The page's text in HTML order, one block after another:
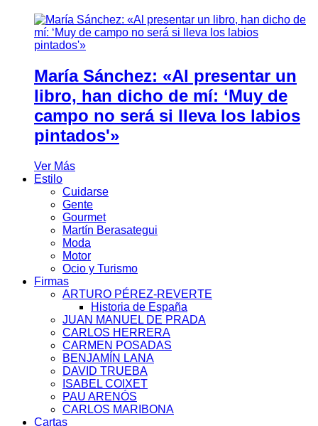
María Sánchez: «Al presentar un
libro, han dicho de mí: ‘Muy de
campo no será si lleva los labios
pintados'»
Ver Más
Estilo
Cuidarse
Gente
Gourmet
Martín Berasategui
Moda
Motor
Ocio y Turismo
Firmas
ARTURO PÉREZ-REVERTE
Historia de España
JUAN MANUEL DE PRADA
CARLOS HERRERA
CARMEN POSADAS
BENJAMÍN LANA
DAVID TRUEBA
ISABEL COIXET
PAU ARENÓS
CARLOS MARIBONA
Cartas